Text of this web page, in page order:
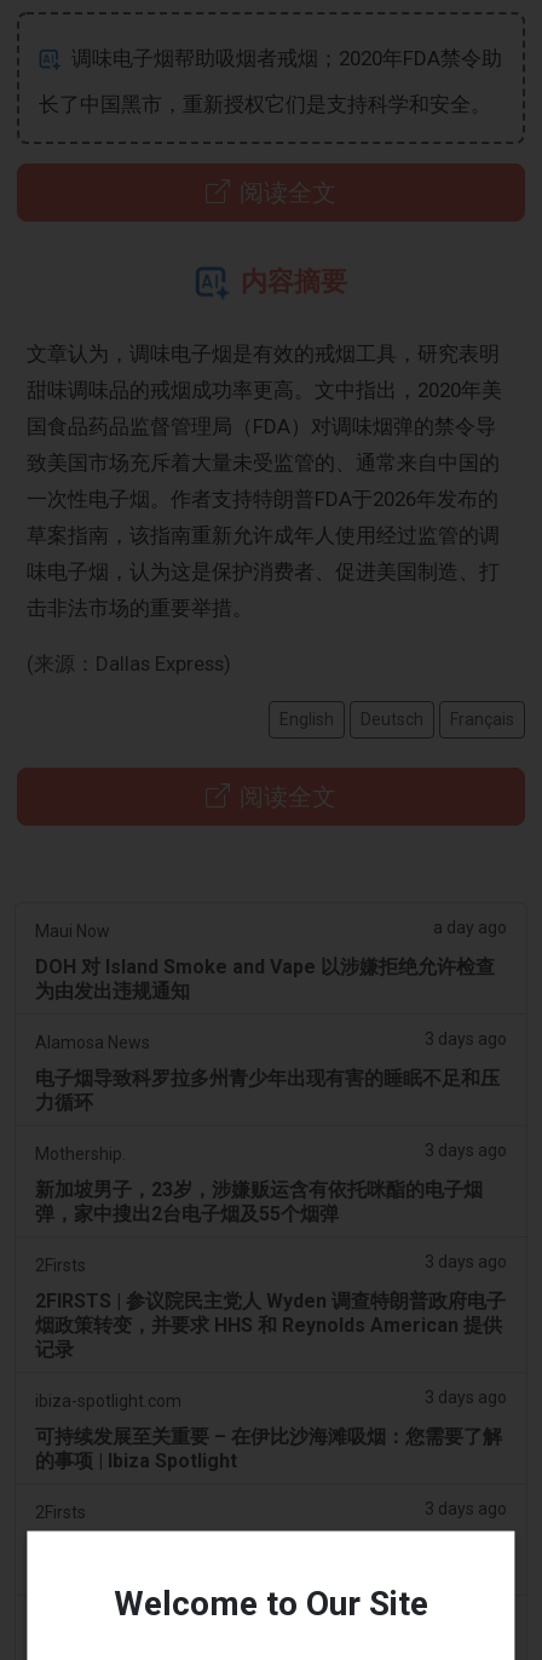
调味电子烟帮助吸烟者戒烟；2020年FDA禁令助
长了中国黑市，重新授权它们是支持科学和安全。
阅读全文
内容摘要
文章认为，调味电子烟是有效的戒烟工具，研究表明
甜味调味品的戒烟成功率更高。文中指出，2020年美
国食品药品监督管理局（FDA）对调味烟弹的禁令导
致美国市场充斥着大量未受监管的、通常来自中国的
一次性电子烟。作者支持特朗普FDA于2026年发布的
草案指南，该指南重新允许成年人使用经过监管的调
味电子烟，认为这是保护消费者、促进美国制造、打
击非法市场的重要举措。
(来源：Dallas Express)
English Deutsch Français
阅读全文
Maui Now a day ago
DOH 对 Island Smoke and Vape 以涉嫌拒绝允许检查
为由发出违规通知
Alamosa News 3 days ago
电子烟导致科罗拉多州青少年出现有害的睡眠不足和压
力循环
Mothership. 3 days ago
新加坡男子，23岁，涉嫌贩运含有依托咪酯的电子烟
弹，家中搜出2台电子烟及55个烟弹
2Firsts 3 days ago
2FIRSTS | 参议院民主党人 Wyden 调查特朗普政府电子
烟政策转变，并要求 HHS 和 Reynolds American 提供
记录
ibiza-spotlight.com 3 days ago
可持续发展至关重要 – 在伊比沙海滩吸烟：您需要了解
的事项 | Ibiza Spotlight
2Firsts 3 days ago
3 days ago
Welcome to Our Site